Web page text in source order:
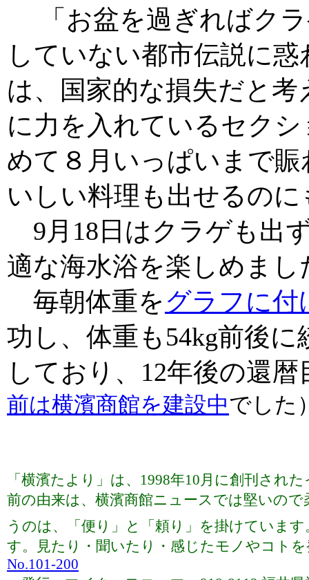
「お盆を過ぎればクラ
していない都市伝説に
は、国家的な損失だと
に力を入れているセク
めて８月いっぱいまで
いしい料理も出せるの
9月18日はクラゲも出
適な海水浴を楽しめまし
毎朝体重をグラフに
功し、体重も54kg前後
しており、12年後の還
前は横濱商館を建設中でした
「横濱たより」は、1998年10月に創刊され
前の由来は、横濱商館ニュースでは堅いの
うのは、「便り」と「頼り」を掛けていま
す。見たり・聞いたり・感じたモノやコト
No.101-200